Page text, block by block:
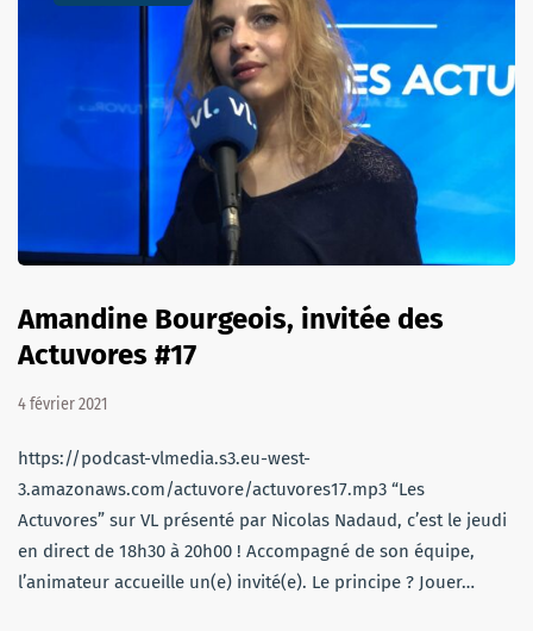
Amandine Bourgeois, invitée des
Actuvores #17
4 février 2021
https://podcast-vlmedia.s3.eu-west-
3.amazonaws.com/actuvore/actuvores17.mp3 “Les
Actuvores” sur VL présenté par Nicolas Nadaud, c’est le jeudi
en direct de 18h30 à 20h00 ! Accompagné de son équipe,
l’animateur accueille un(e) invité(e). Le principe ? Jouer…